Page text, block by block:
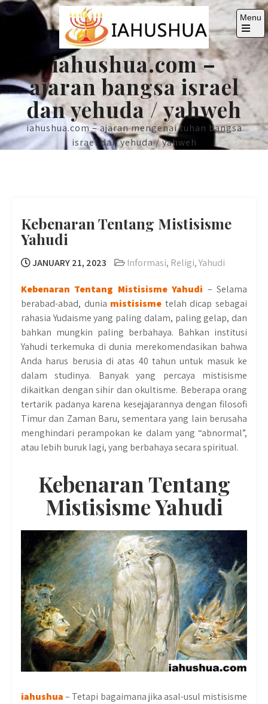
Skip
iahushua.com –
ajaran bangsa israel
dan yehuda / yahweh
iahushua.com – ajaran mengenai tuhan bangsa
israel dan yehuda / yahweh
Menu
Open
the
main
menu
Kebenaran Tentang Mistisisme
Yahudi
JANUARY 21, 2023 Informasi, Religi,Yahudi
Kebenaran Tentang Mistisisme Yahudi – Selama
berabad-abad, dunia mistisisme telah dicap sebagai
rahasia Yudaisme yang paling dalam, paling gelap, dan
bahkan mungkin paling berbahaya. Bahkan institusi
Yahudi terkemuka di dunia merekomendasikan bahwa
Anda harus berusia di atas 40 tahun untuk masuk ke
dalam studinya. Banyak yang percaya mistisisme
dikaitkan dengan sihir dan okultisme. Beberapa orang
tertarik padanya karena kesejajarannya dengan filosofi
Timur dan Zaman Baru, sementara yang lain berusaha
menghindari perampokan ke dalam yang “abnormal”,
atau lebih buruk lagi, yang berbahaya secara spiritual.
Kebenaran Tentang
Mistisisme Yahudi
iahushua– Tetapi bagaimana jika asal-usul mistisisme